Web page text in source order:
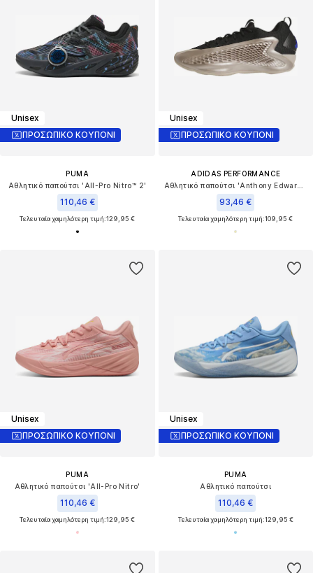
Unisex
ΠΡΟΣΩΠΙΚΟ ΚΟΥΠΟΝΙ
PUMA
Αθλητικό παπούτσι 'All-Pro Nitro™ 2'
110,46 €
Τελευταία χαμηλότερη τιμή:129,95 €
Unisex
ΠΡΟΣΩΠΙΚΟ ΚΟΥΠΟΝΙ
ADIDAS PERFORMANCE
93,46 €
Τελευταία χαμηλότερη τιμή:109,95 €
Unisex
ΠΡΟΣΩΠΙΚΟ ΚΟΥΠΟΝΙ
PUMA
Αθλητικό παπούτσι 'All-Pro Nitro'
110,46 €
Τελευταία χαμηλότερη τιμή:129,95 €
Unisex
ΠΡΟΣΩΠΙΚΟ ΚΟΥΠΟΝΙ
PUMA
Αθλητικό παπούτσι
110,46 €
Τελευταία χαμηλότερη τιμή:129,95 €